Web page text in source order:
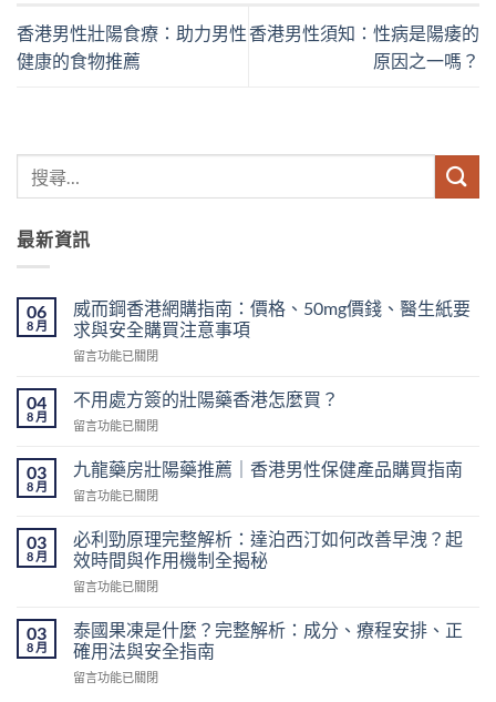
香港男性壯陽食療：助力男性
健康的食物推薦
香港男性須知：性病是陽痿的
原因之一嗎？
最新資訊
06
8 月
威而鋼香港網購指南：價格、50mg價錢、醫生紙要
求與安全購買注意事項
在
而
鋼
香
網
購
指
價
格、
50mg
錢、
醫
生
紙
留言功能已關閉
04
8 月
不用處方簽的壯陽藥香港怎麼買？
在
用
處
方
的
壯
藥
港
怎
麼
買？〉
留言功能已關閉
03
8 月
九龍藥房壯陽藥推薦｜香港男性保健產品購買指南
在
龍
藥
房
壯
藥
推
薦
｜
留言功能已關閉
03
8 月
必利勁原理完整解析：達泊西汀如何改善早洩？起
效時間與作用機制全揭秘
在
利
勁
原
理
留言功能已關閉
03
8 月
泰國果凍是什麼？完整解析：成分、療程安排、正
確用法與安全指南
在
留言功能已關閉